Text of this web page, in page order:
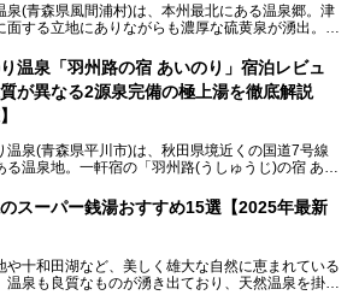
泉(青森県風間浦村)は、本州最北にある温泉郷。津
面する立地にありながらも濃厚な硫黄泉が湧出。良
が訪れる温泉地です。
湯」は、以前あった2つの共同浴場を統合し、2020
オープンした日帰り入浴施設。かつて別々の共同
用された2つの源泉を楽しめる点が魅力です。また
室や食事処も併設し、地元常連客のみならず観光客
しやすい施設へ変貌しました。
者は実際に海峡の湯へ訪問・入浴し、その魅力を徹
ます！
温泉「羽州路の宿 あいのり」宿泊レビュ
が異なる2源泉完備の極上湯を徹底解説
温泉(青森県平川市)は、秋田県境近くの国道7号線
る温泉地。一軒宿の「羽州路(うしゅうじ)の宿 あい
)と無色透明の単純温泉という2種類の源泉を使用
れも源泉100％かけ流しで提供している点でしょ
は実際に宿泊し、大浴場と露天風呂付き客室を中心
路の宿 あいのり」を詳細にご紹介。秋田県側を含
スーパー銭湯おすすめ15選【2025年最新
や十和田湖など、美しく雄大な自然に恵まれている
温泉も良質なものが湧き出ており、天然温泉を掛け